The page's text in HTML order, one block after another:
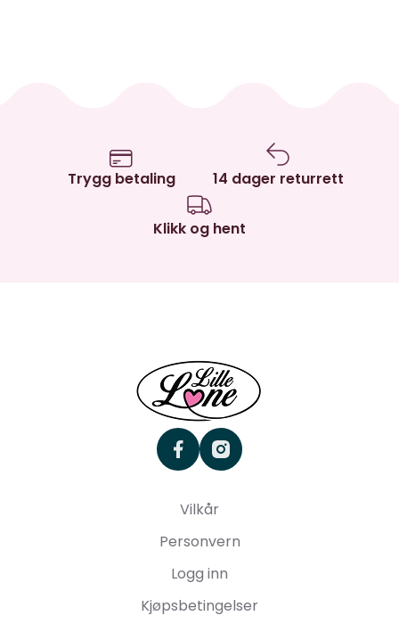
Trygg betaling 14 dager returrett
Klikk og hent
facebookinstagram
Vilkår
Personvern
Logg inn
Kjøpsbetingelser